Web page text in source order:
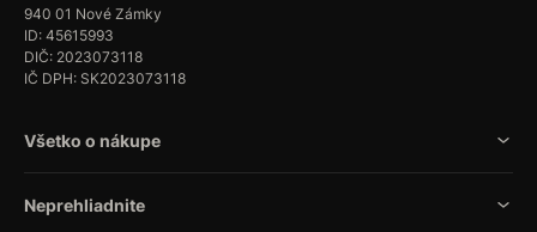
940 01 Nové Zámky
ID: 45615993
DIČ: 2023073118
IČ DPH: SK2023073118
Všetko o nákupe
Neprehliadnite